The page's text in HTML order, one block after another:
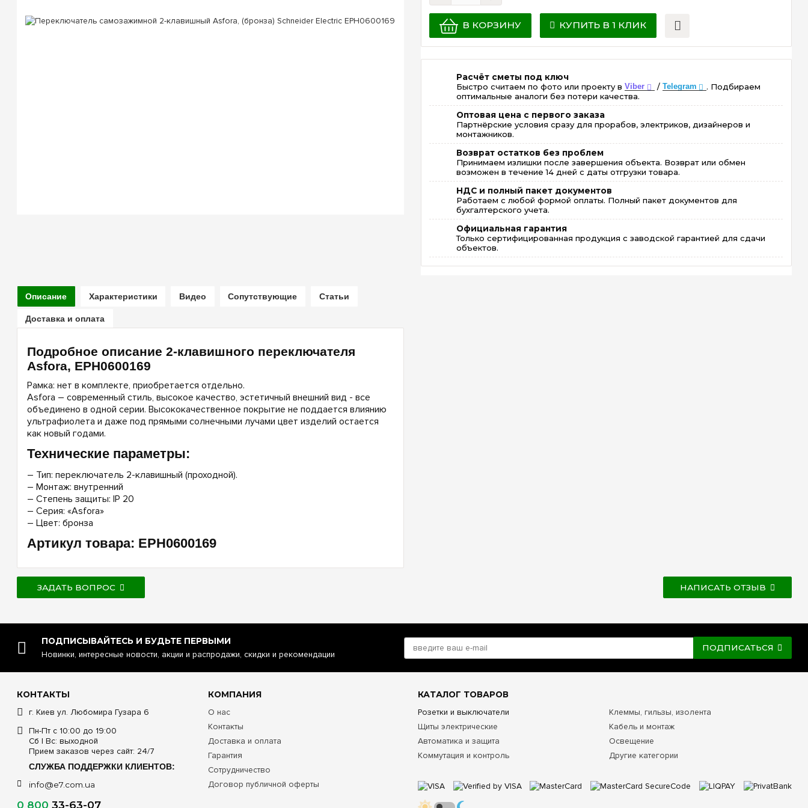
В КОРЗИНУ КУПИТЬ В 1 КЛИК
Расчёт сметы под ключ
Быстро считаем по фото или проекту вViber / Telegram
. Подбираем
оптимальные аналоги без потери качества.
Оптовая цена с первого заказа
Партнёрские условия сразу для прорабов, электриков, дизайнеров и
монтажников.
Возврат остатков без проблем
Принимаем излишки после завершения объекта. Возврат или обмен
возможен в течение 14 дней с даты отгрузки товара.
НДС и полный пакет документов
Работаем с любой формой оплаты. Полный пакет документов для
бухгалтерского учета.
Официальная гарантия
Только сертифицированная продукция с заводской гарантией для сдачи
объектов.
Описание Характеристики Видео Сопутствующие Статьи
Доставка и оплата
Подробное описание 2-клавишного переключателя
Asfora, EPH0600169
Рамка: нет в комплекте, приобретается отдельно.
Asfora – cовременный стиль, высокое качество, эстетичный внешний вид - все
объединено в одной серии. Высококачественное покрытие не поддается влиянию
ультрафиолета и даже под прямыми солнечными лучами цвет изделий остается
как новый годами.
Технические параметры:
– Тип: переключатель 2-клавишный (проходной).
– Монтаж: внутренний
– Степень защиты: IP 20
– Серия: «Asfora»
– Цвет: бронза
Артикул товара: EPH0600169
ЗАДАТЬ ВОПРОС НАПИСАТЬ ОТЗЫВ
ПОДПИСЫВАЙТЕСЬ И БУДЬТЕ ПЕРВЫМИ
Новинки, интересные новости, акции и распродажи, скидки и рекомендации
ПОДПИСАТЬСЯ
КОНТАКТЫ
г. Киев ул. Любомира Гузара 6
Пн-Пт с 10:00 до 19:00
Сб | Вс: выходной
Прием заказов через сайт: 24/7
СЛУЖБА ПОДДЕРЖКИ КЛИЕНТОВ:
info@e7.com.ua
0 800 33-63-07
КОМПАНИЯ
О нас
Контакты
Доставка и оплата
Гарантия
Сотрудничество
Договор публичной оферты
КАТАЛОГ ТОВАРОВ
Розетки и выключатели
Щиты электрические
Автоматика и защита
Коммутация и контроль
Клеммы, гильзы, изолента
Кабель и монтаж
Освещение
Другие категории